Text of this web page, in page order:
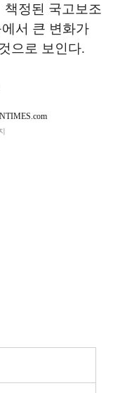
정된 국고보조
서 큰 변화가
으로 보인다.